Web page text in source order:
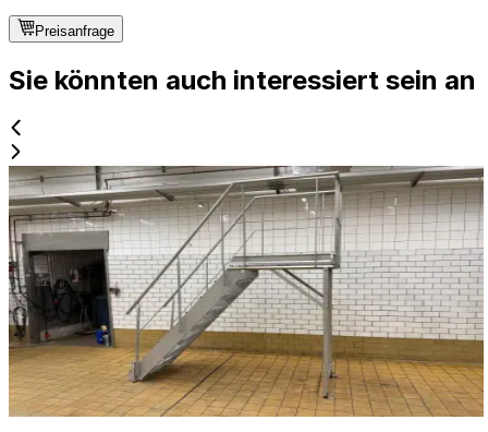
Preisanfrage
Sie könnten auch interessiert sein an
Gebraucht
STAIR / PLATFORM
ID NR 3272
220 x 75 x 290 cm
Edelstahlplattform für Inspektionen oder zur
Verwendung als Brücke. Stufenhöhe: 130 cm.
Details
Preisanfrage